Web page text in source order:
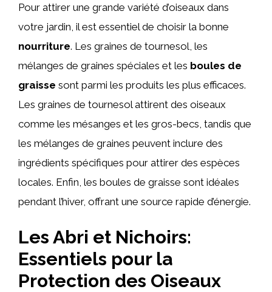
Pour attirer une grande variété d’oiseaux dans
votre jardin, il est essentiel de choisir la bonne
nourriture. Les graines de tournesol, les
mélanges de graines spéciales et les boules de
graisse sont parmi les produits les plus efficaces.
Les graines de tournesol attirent des oiseaux
comme les mésanges et les gros-becs, tandis que
les mélanges de graines peuvent inclure des
ingrédients spécifiques pour attirer des espèces
locales. Enfin, les boules de graisse sont idéales
pendant l’hiver, offrant une source rapide d’énergie.
Les Abri et Nichoirs:
Essentiels pour la
Protection des Oiseaux